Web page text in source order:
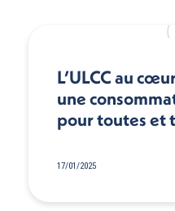
L’ULCC au
une
pour toutes et
17/01/2025